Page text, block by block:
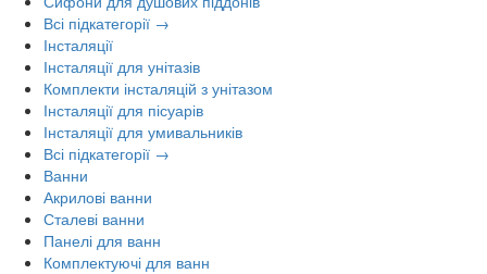
Всі підкатегорії →
Інсталяції
Інсталяції для унітазів
Комплекти інсталяцій з унітазом
Інсталяції для пісуарів
Інсталяції для умивальників
Всі підкатегорії →
Ванни
Акрилові ванни
Сталеві ванни
Панелі для ванн
Комплектуючі для ванн